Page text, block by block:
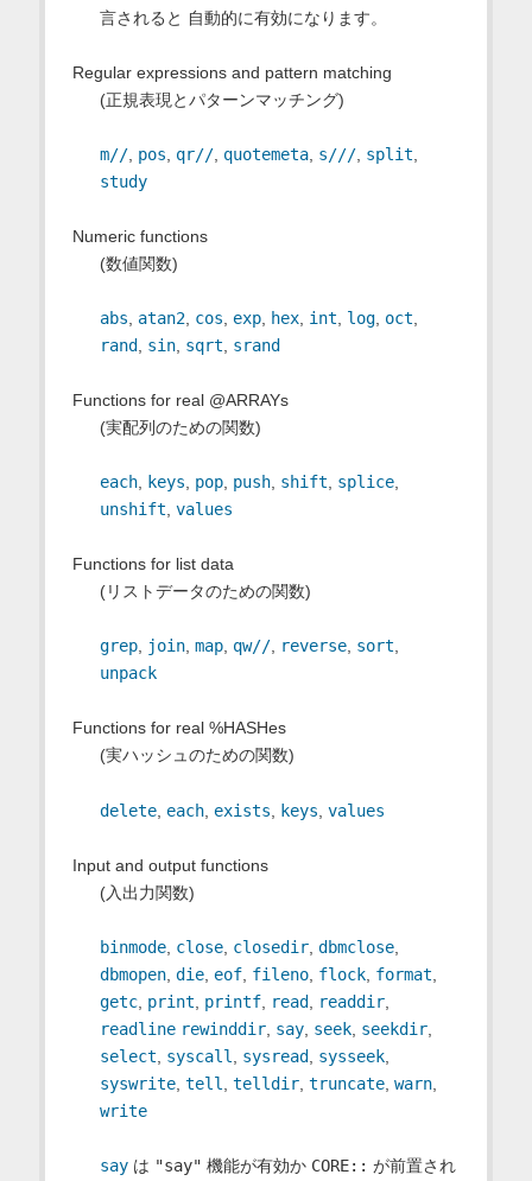
言されると 自動的に有効になります。
Regular expressions and pattern matching
(正規表現とパターンマッチング)
m//, pos, qr//, quotemeta, s///, split,
study
Numeric functions
(数値関数)
abs, atan2, cos, exp, hex, int, log, oct,
rand, sin, sqrt, srand
Functions for real @ARRAYs
(実配列のための関数)
each, keys, pop, push, shift, splice,
unshift, values
Functions for list data
(リストデータのための関数)
grep, join, map, qw//, reverse, sort,
unpack
Functions for real %HASHes
(実ハッシュのための関数)
delete, each, exists keys values
Input and output functions
(入出力関数)
binmode, close, closedir, dbmclose,
dbmopen, die, eof, fileno, flock, format
getc, print printf, read, readdir,
readline rewinddir, say, seek, seekdir,
select
syscall sysread, sysseek,
syswrite, tell telldir, truncate, warn,
write
sayは "say" 機能が有効か CORE:: が前置され